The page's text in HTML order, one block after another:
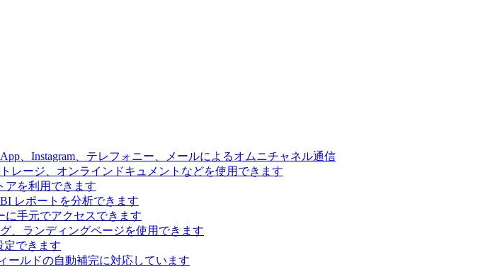
、Instagram、テレフォニー、メールによるオムニチャネル通信
レージ、オンラインドキュメントなどを使用できます
アを利用できます
レポートを分析できます
に手元でアクセスできます
、ランディングページを使用できます
定できます
ールドの自動補完に対応しています